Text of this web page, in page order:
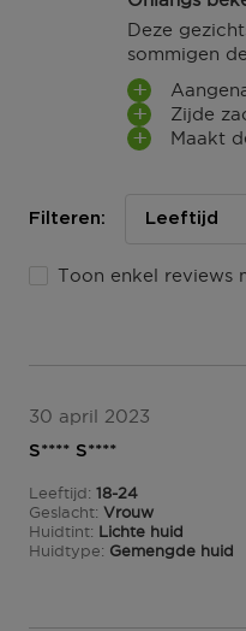
Retourneren
Terugsturen
Na ontvangst van
(gedeeltelijk) terug te
modelformulier voor
Omruilen of
Deze
sommigen
Zijde
Maakt
Filteren: Leeftijd
Toon enkel reviews
30 april 2023
S**** S****
Leeftijd
18 tot 24 18-24
Geslacht Vrouw
Huidtint Lichte huid
Huidtype
Gemengde huid